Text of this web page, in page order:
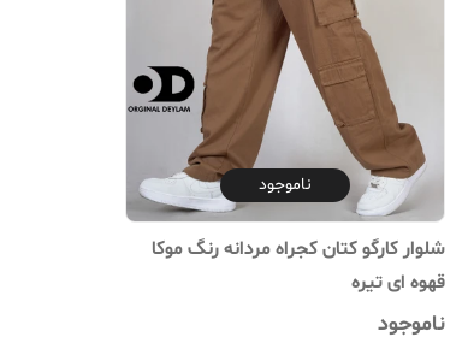
ناموجود
شلوار کارگو کتان کجراه مردانه رنگ موکا
قهوه ای تیره
ناموجود